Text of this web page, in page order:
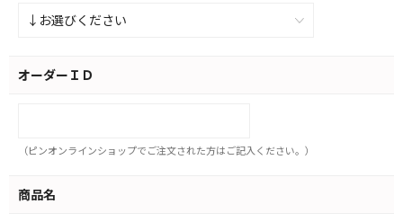
オーダーＩＤ
（ピンオンラインショップでご注文された方はご記入ください。）
商品名